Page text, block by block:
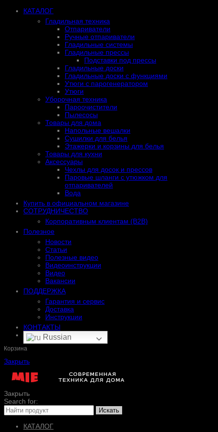
КАТАЛОГ
Гладильная техника
Отпариватели
Ручные отпариватели
Гладильные системы
Гладильные прессы
Подставки под прессы
Гладильные доски
Гладильные доски с функциями
Утюги с парогенератором
Утюги
Уборочная техника
Пароочистители
Пылесосы
Товары для дома
Напольные вешалки
Сушилки для белья
Этажерки и корзины для белья
Товары для кухни
Аксессуары
Чехлы для досок и прессов
Паровые шланги с утюжком для
отпаривателей
Вода
Купить в официальном магазине
СОТРУДНИЧЕСТВО
Корпоративным клиентам (B2B)
Полезное
Новости
Статьи
Полезные видео
Видеоинструкции
Видео
Вакансии
ПОДДЕРЖКА
Гарантия и сервис
Доставка
Инструкции
КОНТАКТЫ
Russian
Корзина
Закрыть
Закрыть
Search for:
Искать
КАТАЛОГ